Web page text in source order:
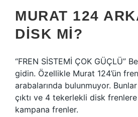
MURAT 124
DISK MI?
“FREN SİSTEMİ ÇOK GÜÇLÜ”
gidin. Özellikle Murat 124’ün
arabalarında bulunmuyor. Bunlar
çıktı ve 4 tekerlekli disk
kampana frenler.